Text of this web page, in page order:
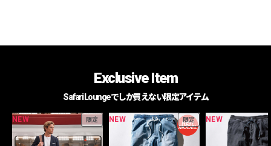
Exclusive Item
Safari Loungeでしか買えない限定アイテム
NEW 限定 NEW 限定 NEW